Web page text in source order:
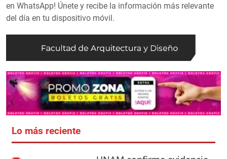
en WhatsApp! Únete y recibe la información más relevante
del día en tu dispositivo móvil.
Lo más reciente